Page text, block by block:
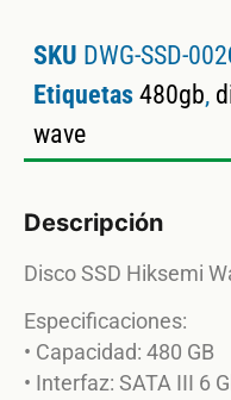
SKU DWG-SSD-002
Etiquetas480gb,
wave
Descripción
Disco SSD Hiksemi
Especificaciones:
• Capacidad: 480 GB
• Interfaz: SATA III 6